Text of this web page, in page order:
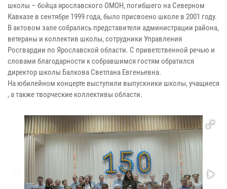
школы – бойца ярославского ОМОН, погибшего на Северном
Кавказе в сентябре 1999 года, было присвоено школе в 2001 году.
В актовом зале собрались представители администрации района,
ветераны и коллектив школы, сотрудники Управления
Росгвардии по Ярославской области. С приветственной речью и
словами благодарности к собравшимся гостям обратился
директор школы Балкова Светлана Евгеньевна.
На юбилейном концерте выступили выпускники школы, учащиеся
, а также творческие коллективы области.